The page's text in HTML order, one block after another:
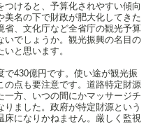
けると、予算化されやすい傾向
名の下で財政が肥大化してきた
省、文化庁など全省庁の観光予算
いでしょうか。観光振興の名目の
と思います。
430億円です。使い途が観光振
の点も要注意です。道路特定財源
一方、いつの間にかマッサージチ
ました。政府が特定財源という
床になりかねません。厳しく監視